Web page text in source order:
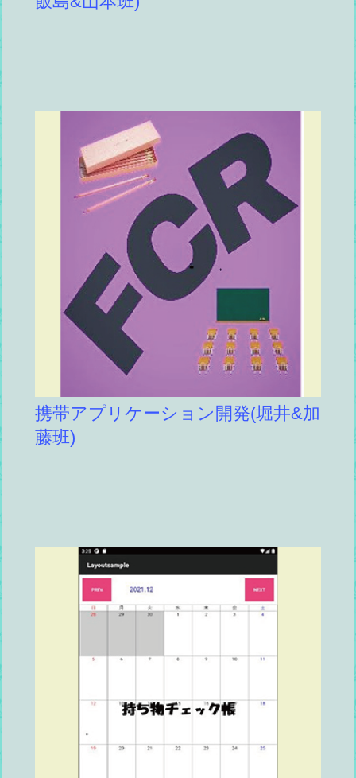
携帯アプリケーション開発(堀井&加
藤班)